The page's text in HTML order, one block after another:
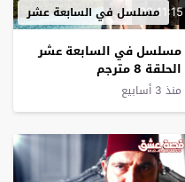
02:11:15مسلسل في السابعة عشر
مسلسل في السابعة عشر
الحلقة 8 مترجم
منذ 3 أسابيع